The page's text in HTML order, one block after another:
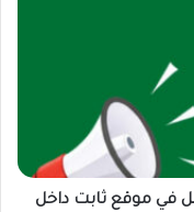
في موقع ثابت داخل